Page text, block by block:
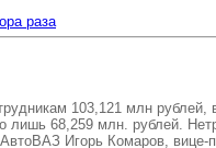
раза
103,121 млн рублей,
лишь 68,259 млн. рублей.
Игорь Комаров,